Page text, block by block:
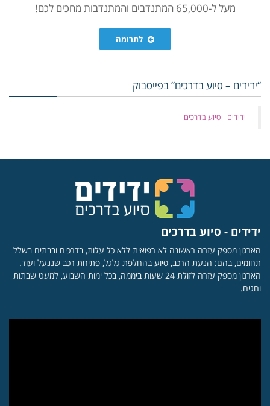
מעל ל-65,000 המתנדבים והמתנדבות מחכים לכם!
לתרומה
“ידידים – סיוע בדרכים” בפייסבוק
‏ידידים - סיוע בדרכים
ידידים - סיוע בדרכים
הארגון מספק עזרה ראשונה לא רפואית ללא כל עלות, בדרכים ובבתים בשלל
תחומים, בהם: הנעת הרכב, סיוע בהחלפת גלגל, פתיחת רכב שננעל ועוד.
הארגון מספק עזרה לזולת 24 שעות ביממה, בכל ימות השבוע, למעט שבתות
וחגים.